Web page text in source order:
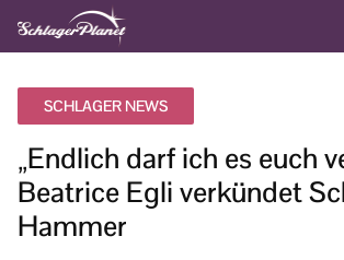
SCHLAGER NEWS
„Endlich darf ich es euch
Beatrice Egli verkündet
Hammer